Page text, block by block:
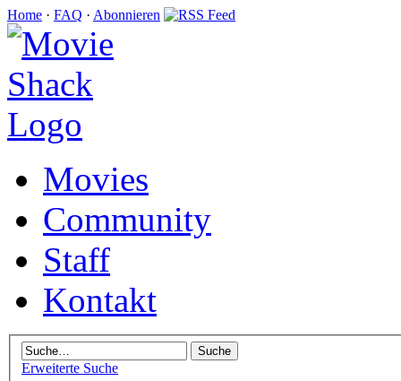
Home · FAQ · Abonnieren
Movies
Community
Staff
Kontakt
Erweiterte Suche